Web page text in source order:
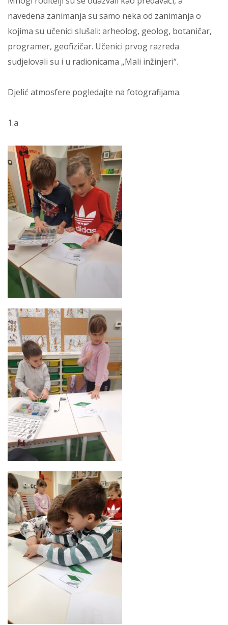
navedena zanimanja su samo neka od zanimanja o
kojima su učenici slušali: arheolog, geolog, botaničar,
programer, geofizičar. Učenici prvog razreda
sudjelovali su i u radionicama „Mali inžinjeri“.
Djelić atmosfere pogledajte na fotografijama.
1.a